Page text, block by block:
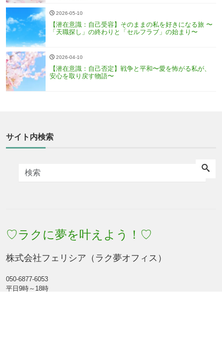
2026-05-10
【潜在意識：自己受容】そのままの私を好きになる旅 〜
「天職探し」の終わりと「セルフラブ」の始まり〜
2026-04-10
【潜在意識：自己否定】戦争と平和〜愛を怖がる私が、
安心を取り戻す物語〜
サイト内検索
♡ラクに夢を叶えよう！♡
株式会社フェリシア（ラク夢オフィス）
050-6877-6053
平日9時～18時